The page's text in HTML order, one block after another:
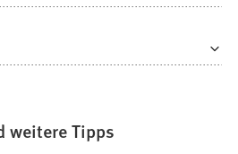
weitere Tipps